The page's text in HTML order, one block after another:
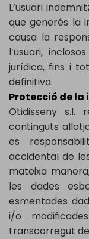
L’usuari
que generés la
causa la
l’usuari,
jurídica, fins i
definitiva.
Protecció de
Otidisseny s.l.
continguts
es
accidental de
mateixa
les dades
esmentades
i/o
transcorregut